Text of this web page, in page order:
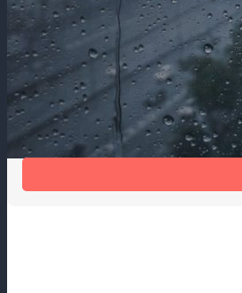
Шум дождя мешает
Шумогасящая накладка на отлив